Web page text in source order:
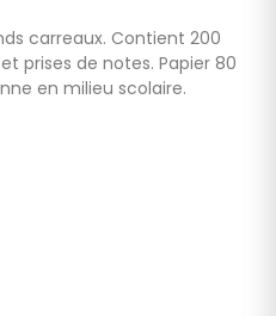
carreaux. Contient 200
prises de notes. Papier 80
en milieu scolaire.